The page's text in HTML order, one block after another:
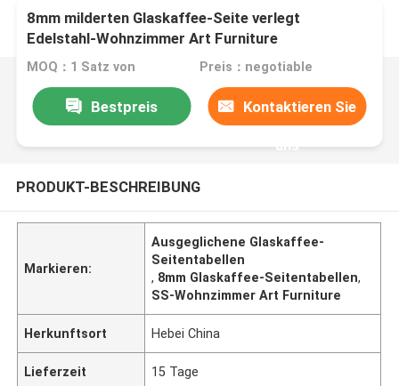
8mm milderten Glaskaffee-Seite verlegt
Edelstahl-Wohnzimmer Art Furniture
MOQ：1 Satz von Preis：negotiable
Bestpreis Kontaktieren Sie
uns
PRODUKT-BESCHREIBUNG
Markieren:
Ausgeglichene Glaskaffee-
Seitentabellen
, 8mm Glaskaffee-Seitentabellen,
SS-Wohnzimmer Art Furniture
Herkunftsort Hebei China
Lieferzeit 15 Tage